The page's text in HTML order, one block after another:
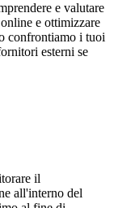
e valutare
e ottimizzare
confrontiamo i tuoi
esterni se
il
all'interno del